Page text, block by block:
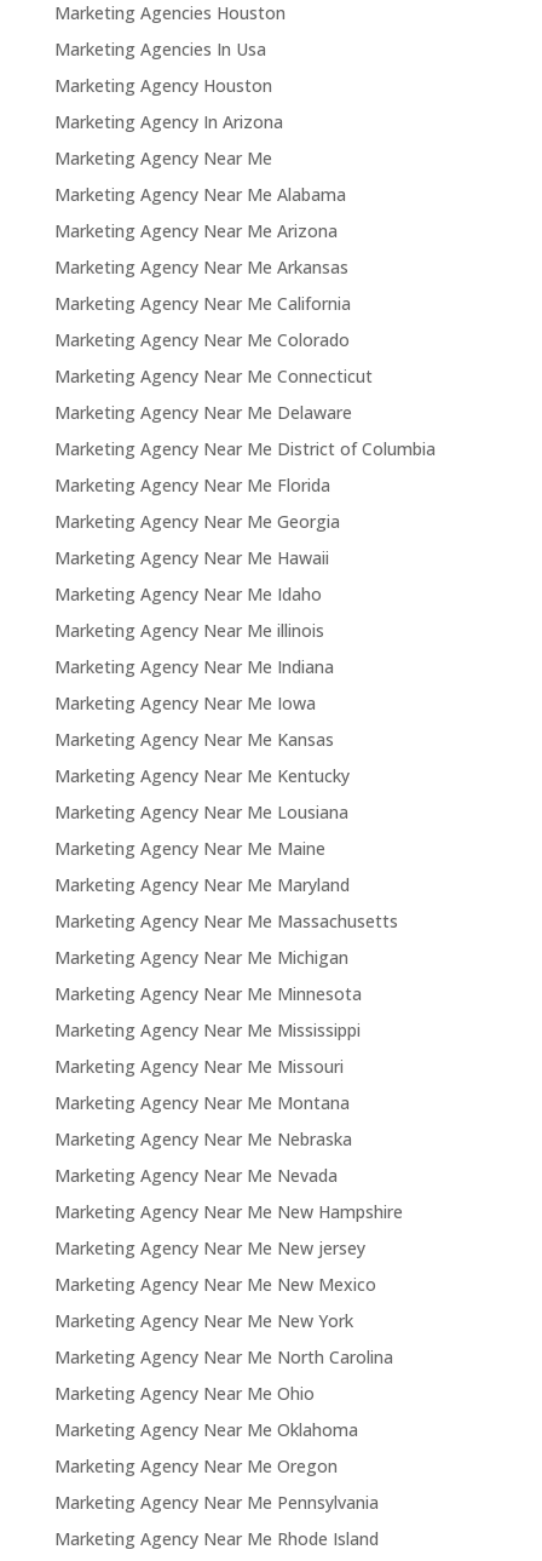
Marketing Agencies Houston
Marketing Agencies In Usa
Marketing Agency Houston
Marketing Agency In Arizona
Marketing Agency Near Me
Marketing Agency Near Me Alabama
Marketing Agency Near Me Arizona
Marketing Agency Near Me Arkansas
Marketing Agency Near Me California
Marketing Agency Near Me Colorado
Marketing Agency Near Me Connecticut
Marketing Agency Near Me Delaware
Marketing Agency Near Me District of Columbia
Marketing Agency Near Me Florida
Marketing Agency Near Me Georgia
Marketing Agency Near Me Hawaii
Marketing Agency Near Me Idaho
Marketing Agency Near Me illinois
Marketing Agency Near Me Indiana
Marketing Agency Near Me Iowa
Marketing Agency Near Me Kansas
Marketing Agency Near Me Kentucky
Marketing Agency Near Me Lousiana
Marketing Agency Near Me Maine
Marketing Agency Near Me Maryland
Marketing Agency Near Me Massachusetts
Marketing Agency Near Me Michigan
Marketing Agency Near Me Minnesota
Marketing Agency Near Me Mississippi
Marketing Agency Near Me Missouri
Marketing Agency Near Me Montana
Marketing Agency Near Me Nebraska
Marketing Agency Near Me Nevada
Marketing Agency Near Me New Hampshire
Marketing Agency Near Me New jersey
Marketing Agency Near Me New Mexico
Marketing Agency Near Me New York
Marketing Agency Near Me North Carolina
Marketing Agency Near Me Ohio
Marketing Agency Near Me Oklahoma
Marketing Agency Near Me Oregon
Marketing Agency Near Me Pennsylvania
Marketing Agency Near Me Rhode Island